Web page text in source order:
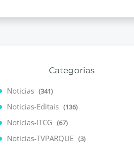
Categorias
Noticias (341)
Noticias-Editais (136)
Noticias-ITCG (67)
Noticias-TVPARQUE (3)